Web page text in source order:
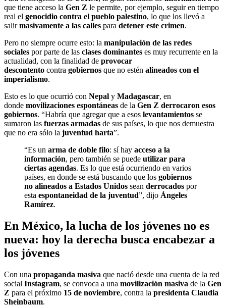
que tiene acceso la Gen Z le permite, por ejemplo, seguir en tiempo
real el genocidio contra el pueblo palestino, lo que los llevó a
salirmasivamente a las calles para detener este crimen.
Pero no siempre ocurre esto: la manipulación de las redes
sociales por parte de las clases dominantes es muy recurrente en la
actualidad, con la finalidad de provocar
descontento contra gobiernos que no estén alineados con el
imperialismo.
Esto es lo que ocurrió con Nepal y Madagascar, en
donde movilizaciones espontáneas de la Gen Z derrocaron esos
gobiernos. “Habría que agregar que a esos levantamientos se
sumaron las fuerzas armadas de sus países, lo que nos demuestra
que no era sólo la juventud harta”.
“Es un arma de doble filo: sí hay acceso a la
información, pero también se puede utilizar para
ciertas agendas. Es lo que está ocurriendo en varios
países, en donde se está buscando que los gobiernos
no alineados a Estados Unidos sean derrocados por
esta espontaneidad de la juventud”, dijo Ángeles
Ramírez.
En México, la lucha de los jóvenes no es
nueva: hoy la derecha busca encabezar a
los jóvenes
Con una propaganda masiva que nació desde una cuenta de la red
social Instagram, se convoca a una movilización masiva de la Gen
Z para el próximo 15 de noviembre, contra la presidenta Claudia
Sheinbaum.